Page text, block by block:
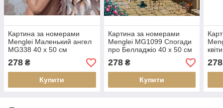
Картина за номерами
Menglei Маленький ангел
MG338 40 х 50 см
278 ₴
Купити
Картина за номерами
Menglei MG1099 Спогади
про Белладжіо 40 х 50 см
278₴
Купити
см
278